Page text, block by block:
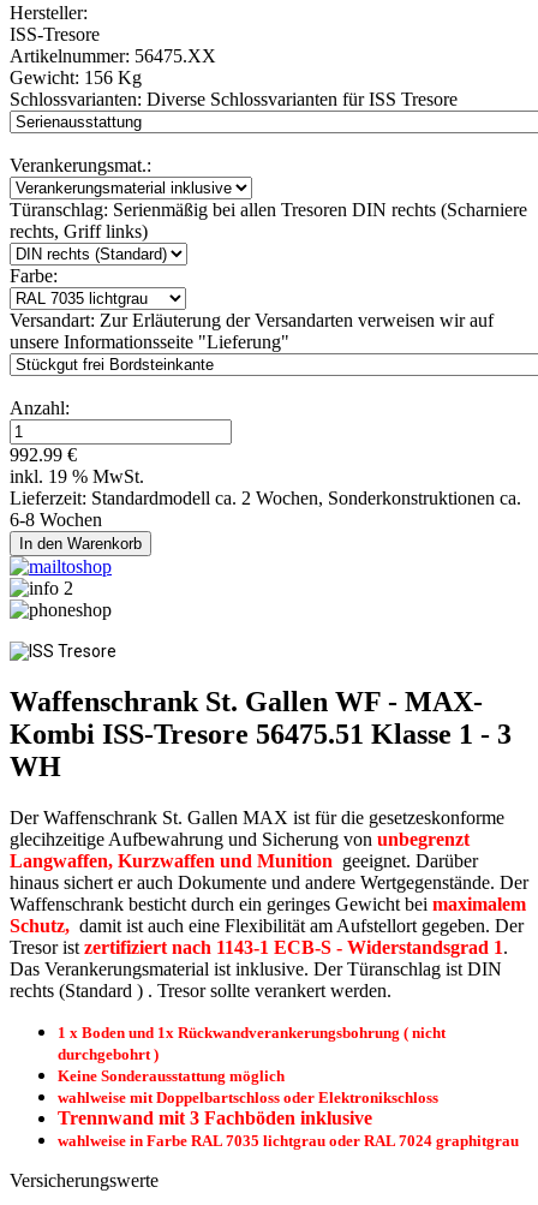
Hersteller:
ISS-Tresore
Artikelnummer: 56475.XX
Gewicht: 156 Kg
Schlossvarianten: Diverse Schlossvarianten für ISS Tresore
Verankerungsmat.:
Türanschlag: Serienmäßig bei allen Tresoren DIN rechts (Scharniere
rechts, Griff links)
Farbe:
Versandart: Zur Erläuterung der Versandarten verweisen wir auf
unsere Informationsseite "Lieferung"
Anzahl:
992.99 €
inkl. 19 % MwSt.
Lieferzeit: Standardmodell ca. 2 Wochen, Sonderkonstruktionen ca.
6-8 Wochen
Waffenschrank St. Gallen WF - MAX-
Kombi ISS-Tresore 56475.51 Klasse 1 - 3
WH
Der Waffenschrank St. Gallen MAX ist für die gesetzeskonforme
glecihzeitige Aufbewahrung und Sicherung von unbegrenzt
Langwaffen, Kurzwaffen und Munition geeignet. Darüber
hinaus sichert er auch Dokumente und andere Wertgegenstände. Der
Waffenschrank besticht durch ein geringes Gewicht bei maximalem
Schutz, damit ist auch eine Flexibilität am Aufstellort gegeben. Der
Tresor ist zertifiziert nach 1143-1 ECB-S - Widerstandsgrad 1.
Das Verankerungsmaterial ist inklusive. Der Türanschlag ist DIN
rechts (Standard ) . Tresor sollte verankert werden.
1 x Boden und 1x Rückwandverankerungsbohrung ( nicht
durchgebohrt )
Keine Sonderausstattung möglich
wahlweise mit Doppelbartschloss oder Elektronikschloss
Trennwand mit 3 Fachböden inklusive
wahlweise in Farbe RAL 7035 lichtgrau oder RAL 7024 graphitgrau
Versicherungswerte